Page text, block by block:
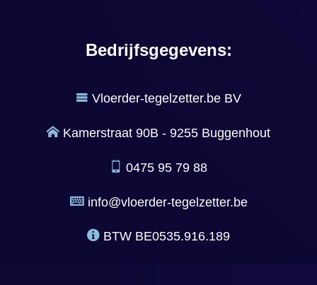
Bedrijfsgegevens:
Vloerder-tegelzetter.be BV
Kamerstraat 90B - 9255 Buggenhout
0475 95 79 88
info@vloerder-tegelzetter.be
BTW BE0535.916.189